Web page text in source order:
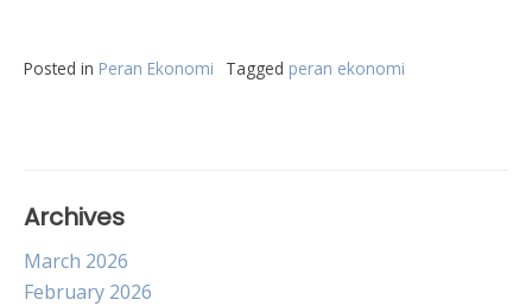
Posted in Peran Ekonomi Tagged peran ekonomi
Archives
March 2026
February 2026